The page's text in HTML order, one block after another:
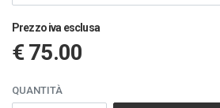
Prezzo iva esclusa
€ 75.00
QUANTITÀ